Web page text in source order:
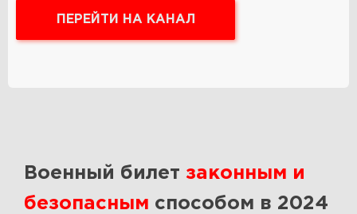
ПЕРЕЙТИ НА КАНАЛ
Военный билет законным и
безопасным способом в 2024